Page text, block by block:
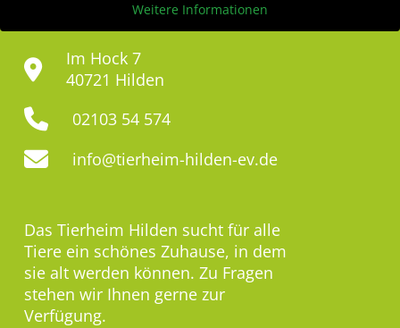
Weitere Informationen
Im Hock 7
40721 Hilden
02103 54 574
info@tierheim-hilden-ev.de
Das Tierheim Hilden sucht für alle
Tiere ein schönes Zuhause, in dem
sie alt werden können. Zu Fragen
stehen wir Ihnen gerne zur
Verfügung.